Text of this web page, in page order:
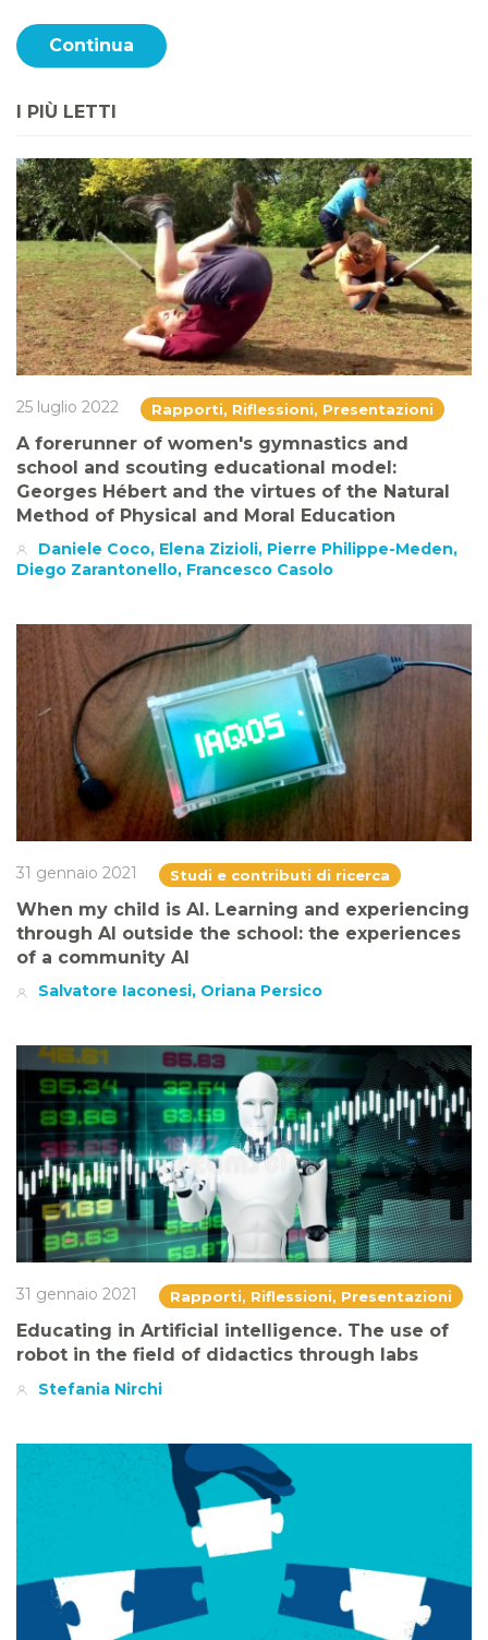
Continua
I PIÙ LETTI
25 luglio 2022 Rapporti, Riflessioni, Presentazioni
A forerunner of women's gymnastics and
school and scouting educational model:
Georges Hébert and the virtues of the Natural
Method of Physical and Moral Education
Daniele Coco, Elena Zizioli, Pierre Philippe-Meden,
Diego Zarantonello, Francesco Casolo
31 gennaio 2021 Studi e contributi di ricerca
When my child is AI. Learning and experiencing
through AI outside the school: the experiences
of a community AI
Salvatore Iaconesi, Oriana Persico
31 gennaio 2021 Rapporti, Riflessioni, Presentazioni
Educating in Artificial intelligence. The use of
robot in the field of didactics through labs
Stefania Nirchi